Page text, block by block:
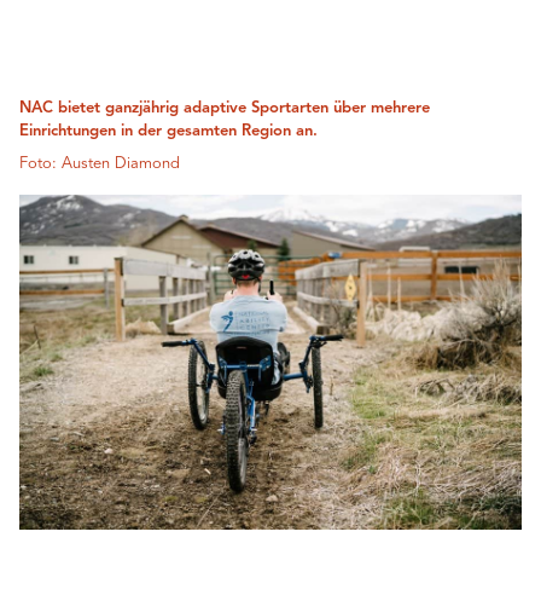
NAC bietet ganzjährig adaptive Sportarten über mehrere
Einrichtungen in der gesamten Region an.
Foto: Austen Diamond